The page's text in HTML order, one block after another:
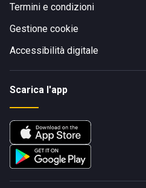
Termini e condizioni
Gestione cookie
Accessibilità digitale
Scarica l'app